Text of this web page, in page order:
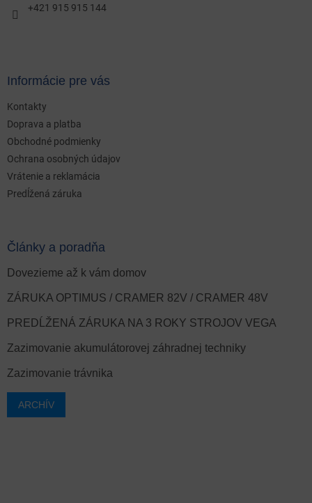
+421 915 915 144
Informácie pre vás
Kontakty
Doprava a platba
Obchodné podmienky
Ochrana osobných údajov
Vrátenie a reklamácia
Predĺžená záruka
Články a poradňa
Dovezieme až k vám domov
ZÁRUKA OPTIMUS / CRAMER 82V / CRAMER 48V
PREDĹŽENÁ ZÁRUKA NA 3 ROKY STROJOV VEGA
Zazimovanie akumulátorovej záhradnej techniky
Zazimovanie trávnika
ARCHÍV